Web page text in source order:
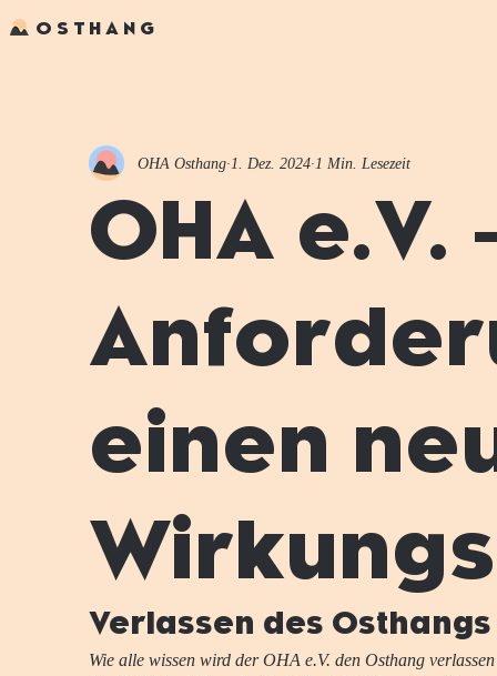
OSTHANG
OHA e.V.
einen
OHA Osthang 1. Dez. 2024 1 Min. Lesezeit
Verlassen des Osthangs
Wie alle wissen wird der OHA e.V. den Osthang